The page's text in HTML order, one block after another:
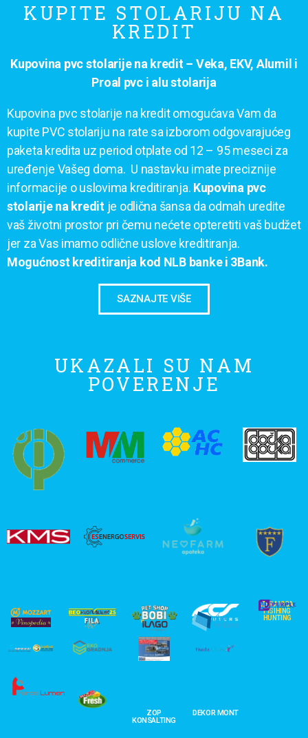
KUPITE STOLARIJU NA
KREDIT
Kupovina pvc stolarije na kredit – Veka, EKV, Alumil i
Proal pvc i alu stolarija
Kupovina pvc stolarije na kredit omogućava Vam da
kupite PVC stolariju na rate sa izborom odgovarajućeg
paketa kredita uz period otplate od 12 – 95 meseci za
uređenje Vašeg doma. U nastavku imate preciznije
informacije o uslovima kreditiranja. Kupovina pvc
stolarije na kreditje odlična šansa da odmah uredite
vaš životni prostor pri čemu nećete opteretiti vaš budžet
jer za Vas imamo odlične uslove kreditiranja.
Mogućnost kreditiranja kod NLB banke i 3Bank.
SAZNAJTE VIŠE
UKAZALI SU NAM
POVERENJE
ZERAVICA
FISIHING
HUNTING
ZOP
KONSALTING
DEKOR MONT